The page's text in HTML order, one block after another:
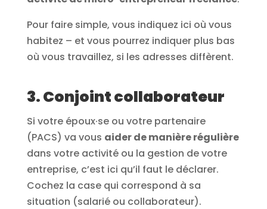
Pour faire simple, vous indiquez ici où vous
habitez – et vous pourrez indiquer plus bas
où vous travaillez, si les adresses diffèrent.
3. Conjoint collaborateur
Si votre époux·se ou votre partenaire
(PACS) va vous aider de manière régulière
dans votre activité ou la gestion de votre
entreprise, c’est ici qu’il faut le déclarer.
Cochez la case qui correspond à sa
situation (salarié ou collaborateur).